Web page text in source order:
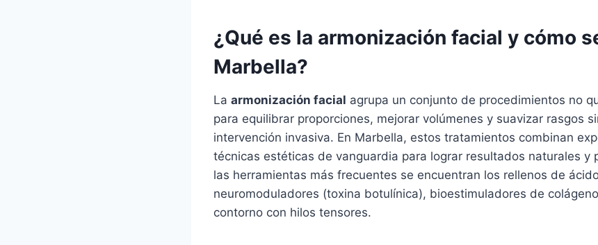
¿Qué es la armonización facial y cómo
Marbella?
La armonización facial agrupa un conjunto de procedimientos no
para equilibrar proporciones, mejorar volúmenes y suavizar rasgos
intervención invasiva. En Marbella, estos tratamientos combinan
técnicas estéticas de vanguardia para lograr resultados naturales y
las herramientas más frecuentes se encuentran los rellenos de
neuromoduladores (toxina botulínica), bioestimuladores de
contorno con hilos tensores.